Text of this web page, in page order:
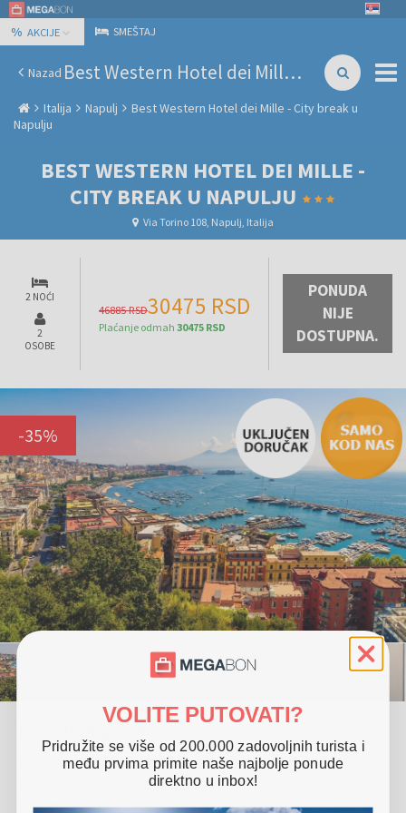
% AKCIJE SMEŠTAJ
Nazad Best Western Hotel dei Mille - City break u Napulju
Italija Napulj
Best Western Hotel dei Mille - City break u
Napulju
BEST WESTERN HOTEL DEI MILLE -
CITY BREAK U NAPULJU
Via Torino 108, Napulj, Italija
2 NOĆI
2
OSOBE
46885 RSD30475 RSD
Plaćanje odmah 30475 RSD
PONUDA
NIJE
DOSTUPNA.
-35%
2x noćenje u Standard dvokrevetnoj sobi za 2 osobe
Besplatan Wi-Fi
VOLITE PUTOVATI?
Pridružite se više od 200.000 zadovoljnih turista i
među prvima primite naše najbolje ponude
direktno u inbox!